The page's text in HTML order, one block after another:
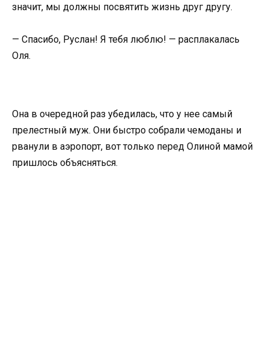
значит, мы должны посвятить жизнь друг другу.
— Спасибо, Руслан! Я тебя люблю! — расплакалась
Оля.
Она в очередной раз убедилась, что у нее самый
прелестный муж. Они быстро собрали чемоданы и
рванули в аэропорт, вот только перед Олиной мамой
пришлось объясняться.